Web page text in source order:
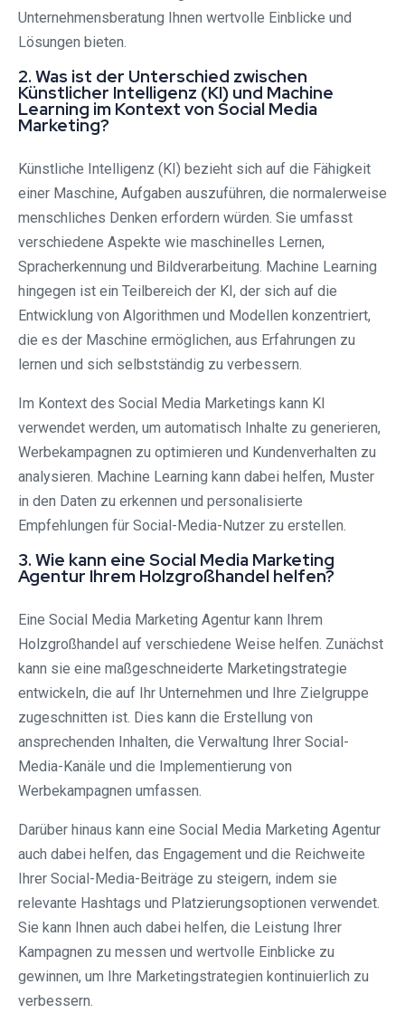
Unternehmensberatung Ihnen wertvolle Einblicke und
Lösungen bieten.
2. Was ist der Unterschied zwischen
Künstlicher Intelligenz (KI) und Machine
Learning im Kontext von Social Media
Marketing?
Künstliche Intelligenz (KI) bezieht sich auf die Fähigkeit
einer Maschine, Aufgaben auszuführen, die normalerweise
menschliches Denken erfordern würden. Sie umfasst
verschiedene Aspekte wie maschinelles Lernen,
Spracherkennung und Bildverarbeitung. Machine Learning
hingegen ist ein Teilbereich der KI, der sich auf die
Entwicklung von Algorithmen und Modellen konzentriert,
die es der Maschine ermöglichen, aus Erfahrungen zu
lernen und sich selbstständig zu verbessern.
Im Kontext des Social Media Marketings kann KI
verwendet werden, um automatisch Inhalte zu generieren,
Werbekampagnen zu optimieren und Kundenverhalten zu
analysieren. Machine Learning kann dabei helfen, Muster
in den Daten zu erkennen und personalisierte
Empfehlungen für Social-Media-Nutzer zu erstellen.
3. Wie kann eine Social Media Marketing
Agentur Ihrem Holzgroßhandel helfen?
Eine Social Media Marketing Agentur kann Ihrem
Holzgroßhandel auf verschiedene Weise helfen. Zunächst
kann sie eine maßgeschneiderte Marketingstrategie
entwickeln, die auf Ihr Unternehmen und Ihre Zielgruppe
zugeschnitten ist. Dies kann die Erstellung von
ansprechenden Inhalten, die Verwaltung Ihrer Social-
Media-Kanäle und die Implementierung von
Werbekampagnen umfassen.
Darüber hinaus kann eine Social Media Marketing Agentur
auch dabei helfen, das Engagement und die Reichweite
Ihrer Social-Media-Beiträge zu steigern, indem sie
relevante Hashtags und Platzierungsoptionen verwendet.
Sie kann Ihnen auch dabei helfen, die Leistung Ihrer
Kampagnen zu messen und wertvolle Einblicke zu
gewinnen, um Ihre Marketingstrategien kontinuierlich zu
verbessern.